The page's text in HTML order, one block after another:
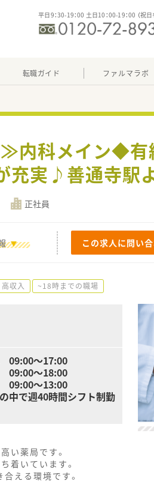
平日9：30-19：00 土日10：00-19：00 （祝
転職ガイド ファルマラボ
≫内科メイン◆
充実♪善通寺駅
正社員
この求人に問い
高収入 ~18時までの職場
09:00～17:00
～18:00
～13:00
中で週40時間シフト制勤
い薬局です。
着いています。
える環境です。